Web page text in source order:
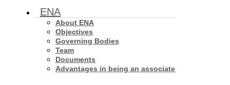
ENA
About ENA
Objectives
Governing Bodies
Team
Documents
Advantages in being an associate